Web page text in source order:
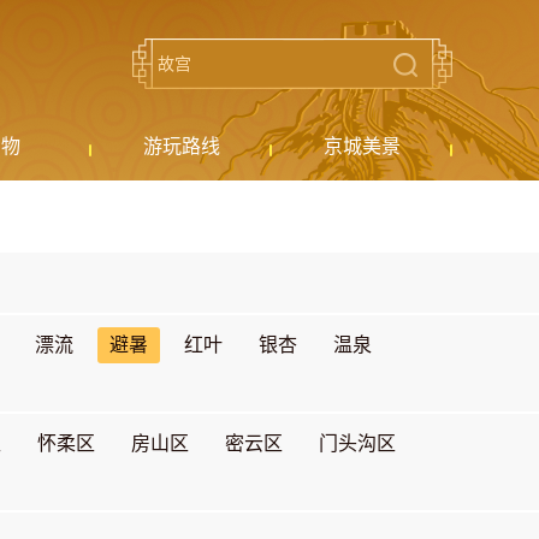
游玩路线 京城美景
漂流 避暑 红叶 银杏 温泉
怀柔区 房山区 密云区 门头沟区